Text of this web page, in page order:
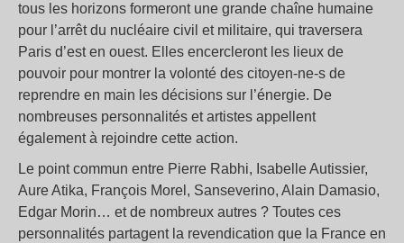
tous les horizons formeront une grande chaîne humaine
pour l’arrêt du nucléaire civil et militaire, qui traversera
Paris d’est en ouest. Elles encercleront les lieux de
pouvoir pour montrer la volonté des citoyen-ne-s de
reprendre en main les décisions sur l’énergie. De
nombreuses personnalités et artistes appellent
également à rejoindre cette action.
Le point commun entre Pierre Rabhi, Isabelle Autissier,
Aure Atika, François Morel, Sanseverino, Alain Damasio,
Edgar Morin… et de nombreux autres ? Toutes ces
personnalités partagent la revendication que la France en